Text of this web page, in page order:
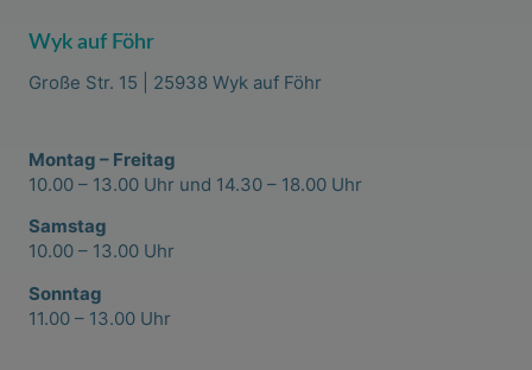
Wyk auf Föhr
Große Str. 15 | 25938 Wyk auf Föhr
Montag – Freitag
10.00 – 13.00 Uhr und 14.30 – 18.00 Uhr
Samstag
10.00 – 13.00 Uhr
Sonntag
11.00 – 13.00 Uhr